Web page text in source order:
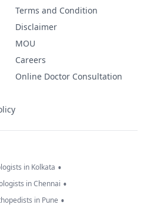
Terms and Condition
Disclaimer
MOU
Careers
Online Doctor Consultation
in Kolkata •
in Chennai •
in Pune •